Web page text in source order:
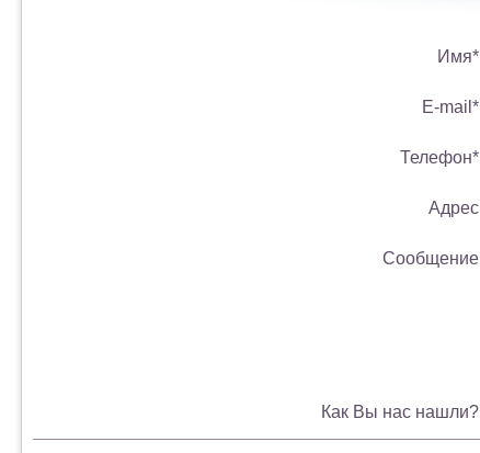
Имя*
E-mail*
Телефон*
Адрес
Сообщение
Как Вы нас нашли?